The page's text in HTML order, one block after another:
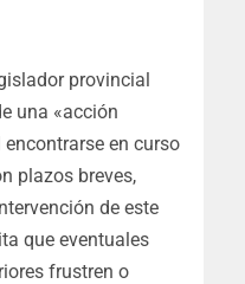
provincial
una «acción
en curso
plazos breves,
de este
que eventuales
frustren o